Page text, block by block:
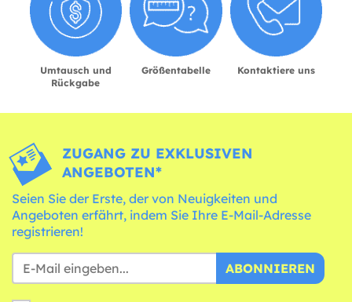
Umtausch und
Rückgabe
Größentabelle Kontaktiere uns
ZUGANG ZU EXKLUSIVEN
ANGEBOTEN*
Seien Sie der Erste, der von Neuigkeiten und
Angeboten erfährt, indem Sie Ihre E-Mail-Adresse
registrieren!
ABONNIEREN